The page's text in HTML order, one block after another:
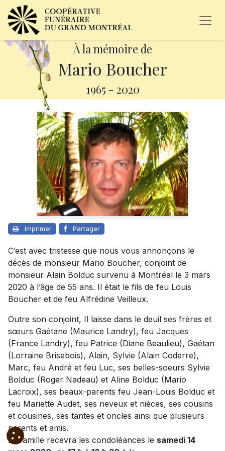
À la mémoire de
Mario Boucher
1965 - 2020
Imprimer Partager
C’est avec tristesse que nous vous annonçons le
décès de monsieur Mario Boucher, conjoint de
monsieur Alain Bolduc survenu à Montréal le 3 mars
2020 à l’âge de 55 ans. Il était le fils de feu Louis
Boucher et de feu Alfrédine Veilleux.
Outre son conjoint, Il laisse dans le deuil ses frères et
sœurs Gaétane (Maurice Landry), feu Jacques
(France Landry), feu Patrice (Diane Beaulieu), Gaétan
(Lorraine Brisebois), Alain, Sylvie (Alain Coderre),
Marc, feu André et feu Luc, ses belles-soeurs Sylvie
Bolduc (Roger Nadeau) et Aline Bolduc (Mario
Lacroix), ses beaux-parents feu Jean-Louis Bolduc et
feu Mariette Audet, ses neveux et nièces, ses cousins
et cousines, ses tantes et oncles ainsi que plusieurs
parents et amis.
La famille recevra les condoléances le samedi 14